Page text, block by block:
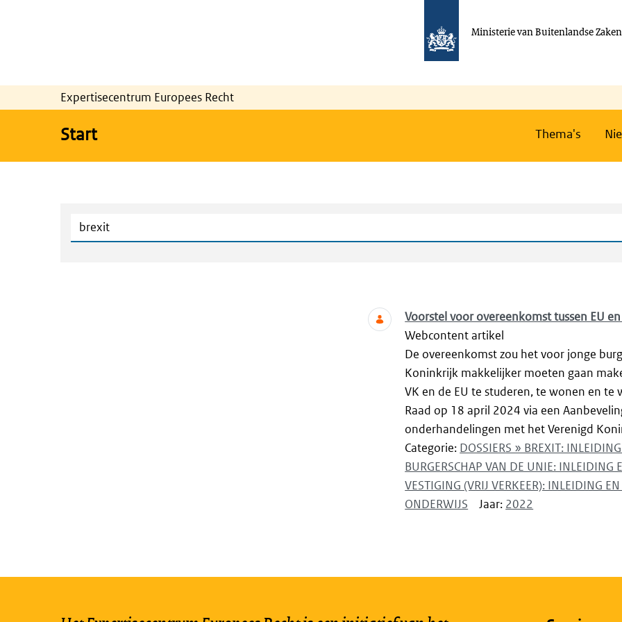
Ministerie van Buitenlandse Zaken
Expertisecentrum Europees Recht
Start Thema's
Voorstel voor overeenkomst tussen EU
Webcontent artikel
De overeenkomst zou het voor jonge
Koninkrijk makkelijker moeten gaan
VK en de EU te studeren, te wonen en te
Raad op 18 april 2024 via een
onderhandelingen met het Verenigd
Categorie: DOSSIERS » BREXIT:
BURGERSCHAP VAN DE UNIE: INLEIDING
VESTIGING (VRIJ VERKEER): INLEIDING
ONDERWIJS
Jaar: 2022